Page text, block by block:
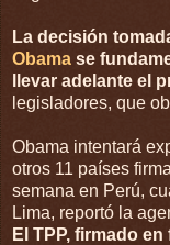
La decisión
Obama se
llevar adelante el
legisladores, que
Obama intentará
otros 11 países
semana en Perú,
Lima, reportó la
El TPP, firmado